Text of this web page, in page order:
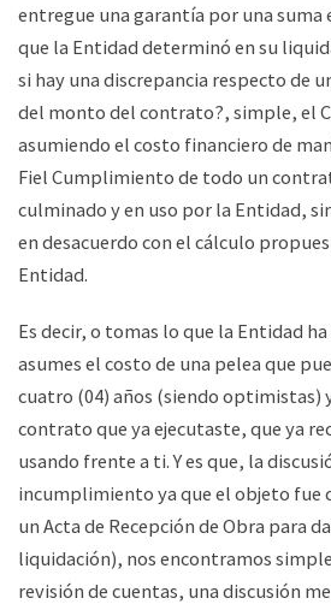
entregue una garantía por una
que la Entidad determinó en su
si hay una discrepancia respecto de
del monto del contrato?, simple, el
asumiendo el costo financiero de
Fiel Cumplimiento de todo un
culminado y en uso por la Entidad,
en desacuerdo con el cálculo
Entidad.
Es decir, o tomas lo que la Entidad
asumes el costo de una pelea que
cuatro (04) años (siendo optimistas)
contrato que ya ejecutaste, que ya
usando frente a ti. Y es que, la
incumplimiento ya que el objeto fue
un Acta de Recepción de Obra para
liquidación), nos encontramos
revisión de cuentas, una discusión